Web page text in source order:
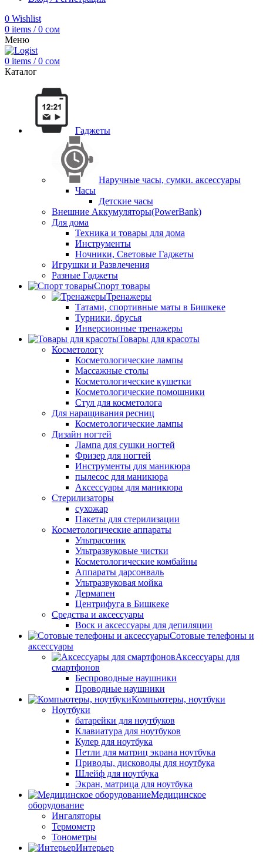
0 Wishlist
0 items / 0 сом
Меню
0 items / 0 сом
Каталог
Гаджеты
Наручные часы, сумки. аксессуары
Часы
Детские часы
Внешние Аккумуляторы(PowerBank)
Для дома
Техника и товары для дома
Инструменты
Ночники, Световые Гаджеты
Игрушки и Развлечения
Разные Гаджеты
Спорт товары
Тренажеры
Татами, спортивные маты в Бишкеке
Турники, брусья
Инверсионные тренажеры
Товары для красоты
Косметологу
Косметологические лампы
Массажные столы
Косметологические кушетки
Косметологические помошники
Стул для косметолога
Для наращивания ресниц
Косметологические лампы
Дизайн ногтей
Лампа для сушки ногтей
Фризер для ногтей
Инструменты для маникюра
пылесос для маникюра
Аксессуары для маникюра
Стерилизаторы
сухожар
Пакеты для стерилизации
Косметологические аппараты
Ультрасоник
Ультразвуковые чистки
Косметологические комбайны
Аппараты дарсонваль
Ультразвуковая мойка
Дермапен
Центрифуга в Бишкеке
Средства и аксессуары
Воск и аксессуары для депиляции
Сотовые телефоны и
аксессуары
Аксессуары для
смартфонов
Беспроводные наушники
Проводные наушники
Компьютеры, ноутбуки
Ноутбуки
батарейки для ноутбуков
Клавиатура для ноутбуков
Кулер для ноутбука
Петли для матриц экрана ноутбука
Приводы, дисководы для ноутбука
Шлейф для ноутбука
Экран, матрица для ноутбука
Медицинское
оборудование
Ингаляторы
Термометр
Тонометры
Интерьер